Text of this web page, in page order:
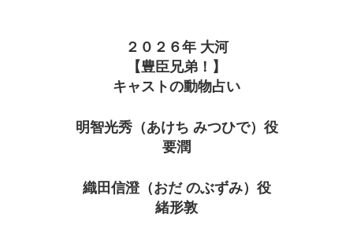
２０２６年 大河
【豊臣兄弟！】
キャストの動物占い
明智光秀（あけち みつひで）役
要潤
織田信澄（おだ のぶずみ）役
緒形敦